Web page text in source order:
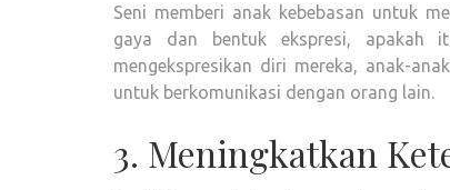
Seni memberi anak kebebasan untuk
gaya dan bentuk ekspresi, apakah
mengekspresikan diri mereka, anak-
untuk berkomunikasi dengan orang lain.
3. Meningkatkan